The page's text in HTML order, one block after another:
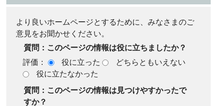
より良いホームページとするために、みなさまのご
意見をお聞かせください。
質問：このページの情報は役に立ちましたか？
評価：
役に立った
どちらともいえない
役に立たなかった
質問：このページの情報は見つけやすかったで
すか？